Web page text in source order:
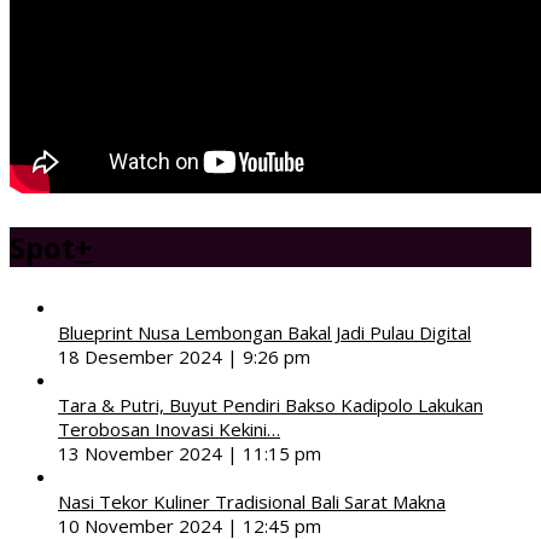
Spot+
Blueprint Nusa Lembongan Bakal Jadi Pulau Digital
18 Desember 2024 | 9:26 pm
Tara & Putri, Buyut Pendiri Bakso Kadipolo Lakukan
Terobosan Inovasi Kekini…
13 November 2024 | 11:15 pm
Nasi Tekor Kuliner Tradisional Bali Sarat Makna
10 November 2024 | 12:45 pm